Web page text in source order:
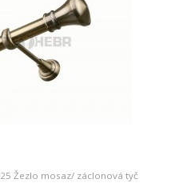
Žezlo mosaz/ záclonová tyč